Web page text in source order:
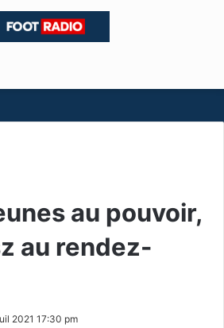
au pouvoir,
au rendez-
2021 17:30 pm